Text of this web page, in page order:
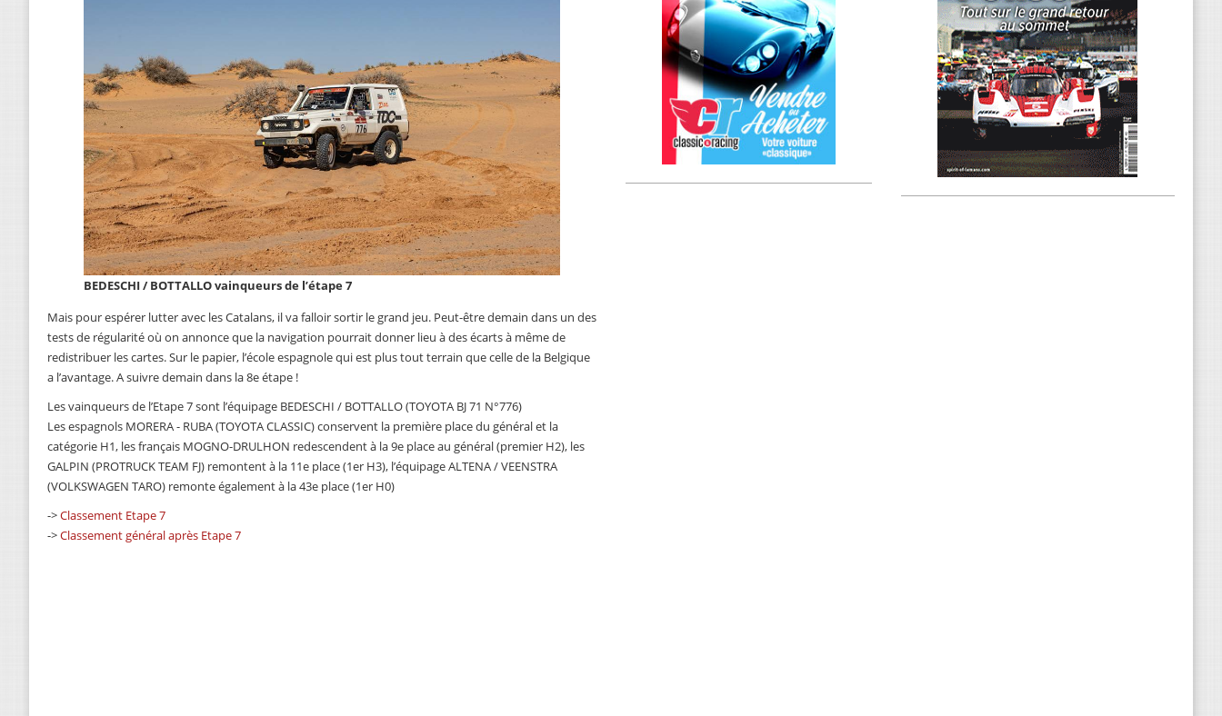
BEDESCHI / BOTTALLO vainqueurs de l’étape 7
Mais pour espérer lutter avec les Catalans, il va falloir sortir le grand jeu. Peut-être demain dans un des
tests de régularité où on annonce que la navigation pourrait donner lieu à des écarts à même de
redistribuer les cartes. Sur le papier, l’école espagnole qui est plus tout terrain que celle de la Belgique
a l’avantage. A suivre demain dans la 8e étape !
Les vainqueurs de l’Etape 7 sont l’équipage BEDESCHI / BOTTALLO (TOYOTA BJ 71 N°776)
Les espagnols MORERA - RUBA (TOYOTA CLASSIC) conservent la première place du général et la
catégorie H1, les français MOGNO-DRULHON redescendent à la 9e place au général (premier H2), les
GALPIN (PROTRUCK TEAM FJ) remontent à la 11e place (1er H3), l’équipage ALTENA / VEENSTRA
(VOLKSWAGEN TARO) remonte également à la 43e place (1er H0)
->Classement Etape 7
->Classement général après Etape 7